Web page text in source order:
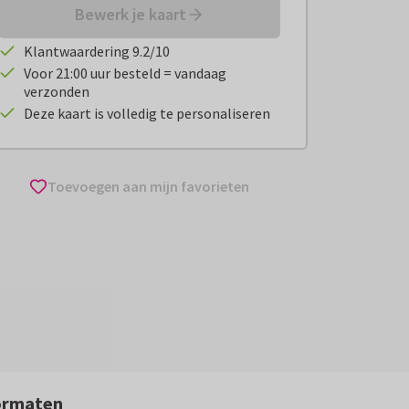
Bewerk je kaart
Klantwaardering 9.2/10
Voor 21:00 uur besteld = vandaag
verzonden
Deze kaart is volledig te personaliseren
Toevoegen aan mijn favorieten